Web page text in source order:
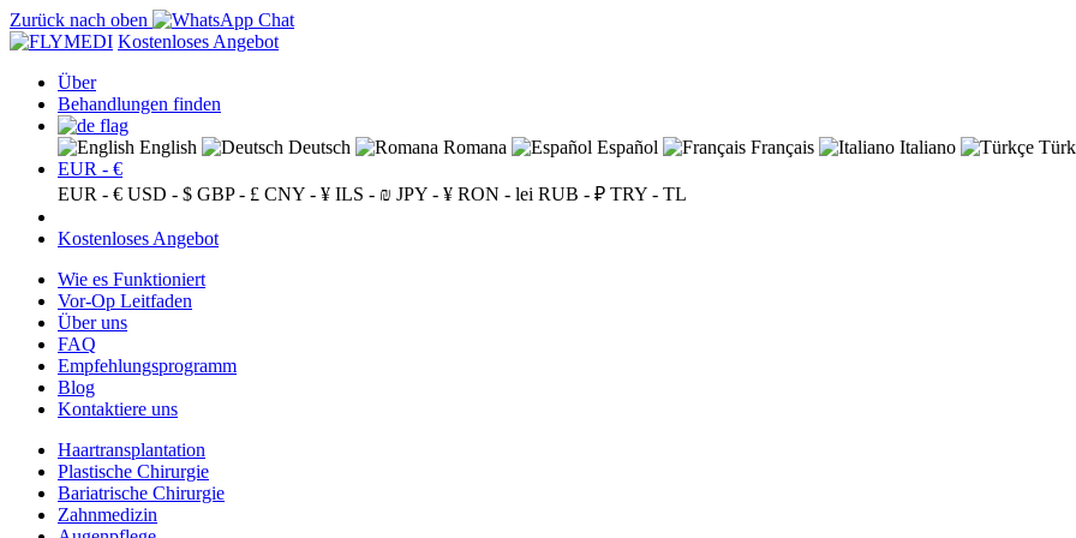
Zurück nach oben
Kostenloses Angebot
Über
Behandlungen finden
English Deutsch Romana Español Français Italiano
EUR - €
EUR - € USD - $ GBP - £ CNY - ¥ ILS - ₪ JPY - ¥ RON - lei RUB - ₽ TRY - TL
Kostenloses Angebot
Wie es Funktioniert
Vor-Op Leitfaden
Über uns
FAQ
Empfehlungsprogramm
Blog
Kontaktiere uns
Haartransplantation
Plastische Chirurgie
Bariatrische Chirurgie
Zahnmedizin